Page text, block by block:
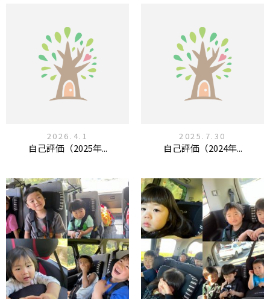
2026.4.1
自己評価（2025年...
2025.7.30
自己評価（2024年...